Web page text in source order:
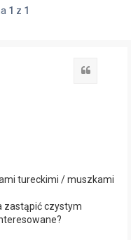
1 z 1
tureckimi / muszkami
zastąpić czystym